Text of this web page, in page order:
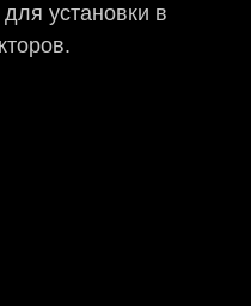
установки в